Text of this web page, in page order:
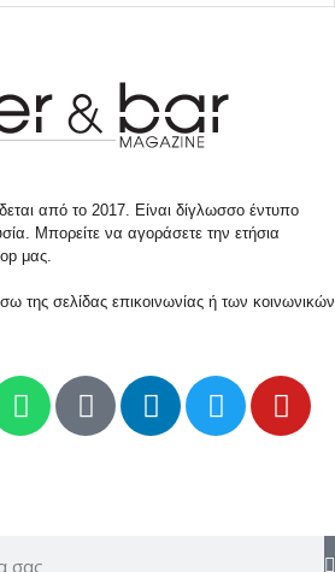
από το 2017. Είναι δίγλωσσο έντυπο
Μπορείτε να αγοράσετε την ετήσια
μας.
της σελίδας επικοινωνίας ή των κοινωνικών